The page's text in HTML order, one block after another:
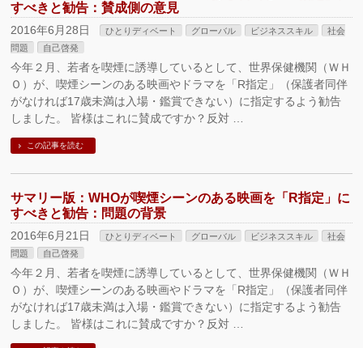
すべきと勧告：賛成側の意見
2016年6月28日 ひとりディベート グローバル ビジネススキル
社会
問題
自己啓発
今年２月、若者を喫煙に誘導しているとして、世界保健機関（ＷＨ
Ｏ）が、喫煙シーンのある映画やドラマを「R指定」（保護者同伴
がなければ17歳未満は入場・鑑賞できない）に指定するよう勧告
しました。 皆様はこれに賛成ですか？反対 …
この記事を読む
サマリー版：WHOが喫煙シーンのある映画を「R指定」に
すべきと勧告：問題の背景
2016年6月21日 ひとりディベート グローバル ビジネススキル
社会
問題
自己啓発
今年２月、若者を喫煙に誘導しているとして、世界保健機関（ＷＨ
Ｏ）が、喫煙シーンのある映画やドラマを「R指定」（保護者同伴
がなければ17歳未満は入場・鑑賞できない）に指定するよう勧告
しました。 皆様はこれに賛成ですか？反対 …